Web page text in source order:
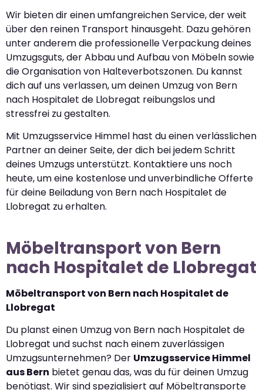
Wir bieten dir einen umfangreichen Service, der weit
über den reinen Transport hinausgeht. Dazu gehören
unter anderem die professionelle Verpackung deines
Umzugsguts, der Abbau und Aufbau von Möbeln sowie
die Organisation von Halteverbotszonen. Du kannst
dich auf uns verlassen, um deinen Umzug von Bern
nach Hospitalet de Llobregat reibungslos und
stressfrei zu gestalten.
Mit Umzugsservice Himmel hast du einen verlässlichen
Partner an deiner Seite, der dich bei jedem Schritt
deines Umzugs unterstützt. Kontaktiere uns noch
heute, um eine kostenlose und unverbindliche Offerte
für deine Beiladung von Bern nach Hospitalet de
Llobregat zu erhalten.
Möbeltransport von Bern
nach Hospitalet de Llobregat
Möbeltransport von Bern nach Hospitalet de
Llobregat
Du planst einen Umzug von Bern nach Hospitalet de
Llobregat und suchst nach einem zuverlässigen
Umzugsunternehmen? Der Umzugsservice Himmel
aus Bern bietet genau das, was du für deinen Umzug
benötigst. Wir sind spezialisiert auf Möbeltransporte